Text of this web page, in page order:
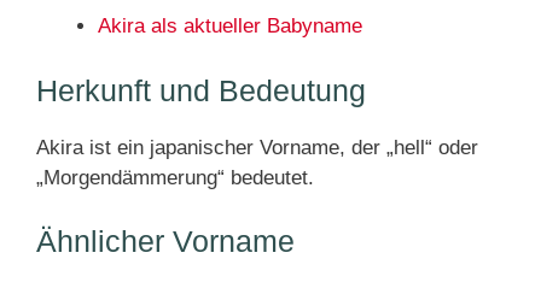
Akira als aktueller Babyname
Herkunft und Bedeutung
Akira ist ein japanischer Vorname, der „hell“ oder
„Morgendämmerung“ bedeutet.
Ähnlicher Vorname